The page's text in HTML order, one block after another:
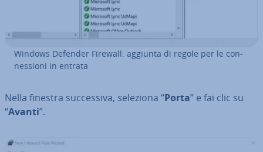
Windows Defender Firewall: aggiunta di regole per le con­
nes­sio­ni in entrata
Nella finestra suc­ces­si­va, seleziona “Porta” e fai clic su
“Avanti”.